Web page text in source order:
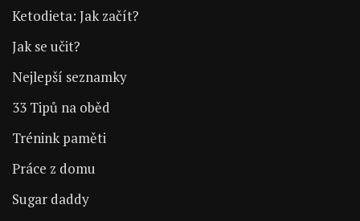
Ketodieta: Jak začít?
Jak se učit?
Nejlepší seznamky
33 Tipů na oběd
Trénink paměti
Práce z domu
Sugar daddy